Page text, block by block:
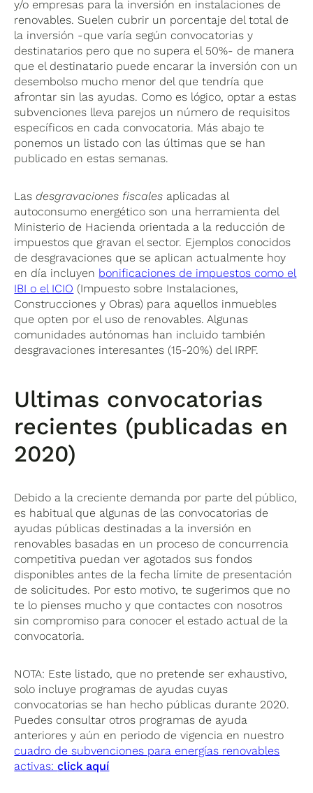
y/o empresas para la inversión en instalaciones de
renovables. Suelen cubrir un porcentaje del total de
la inversión -que varía según convocatorias y
destinatarios pero que no supera el 50%- de manera
que el destinatario puede encarar la inversión con un
desembolso mucho menor del que tendría que
afrontar sin las ayudas. Como es lógico, optar a estas
subvenciones lleva parejos un número de requisitos
específicos en cada convocatoria. Más abajo te
ponemos un listado con las últimas que se han
publicado en estas semanas.
Lasdesgravaciones fiscales aplicadas al
autoconsumo energético son una herramienta del
Ministerio de Hacienda orientada a la reducción de
impuestos que gravan el sector. Ejemplos conocidos
de desgravaciones que se aplican actualmente hoy
en día incluyen bonificaciones de impuestos como el
IBI o el ICIO (Impuesto sobre Instalaciones,
Construcciones y Obras) para aquellos inmuebles
que opten por el uso de renovables. Algunas
comunidades autónomas han incluido también
desgravaciones interesantes (15-20%) del IRPF.
Ultimas convocatorias
recientes (publicadas en
2020)
Debido a la creciente demanda por parte del público,
es habitual que algunas de las convocatorias de
ayudas públicas destinadas a la inversión en
renovables basadas en un proceso de concurrencia
competitiva puedan ver agotados sus fondos
disponibles antes de la fecha límite de presentación
de solicitudes. Por esto motivo, te sugerimos que no
te lo pienses mucho y que contactes con nosotros
sin compromiso para conocer el estado actual de la
convocatoria.
NOTA: Este listado, que no pretende ser exhaustivo,
solo incluye programas de ayudas cuyas
convocatorias se han hecho públicas durante 2020.
Puedes consultar otros programas de ayuda
anteriores y aún en periodo de vigencia en nuestro
cuadro de subvenciones para energías renovables
activas:click aquí